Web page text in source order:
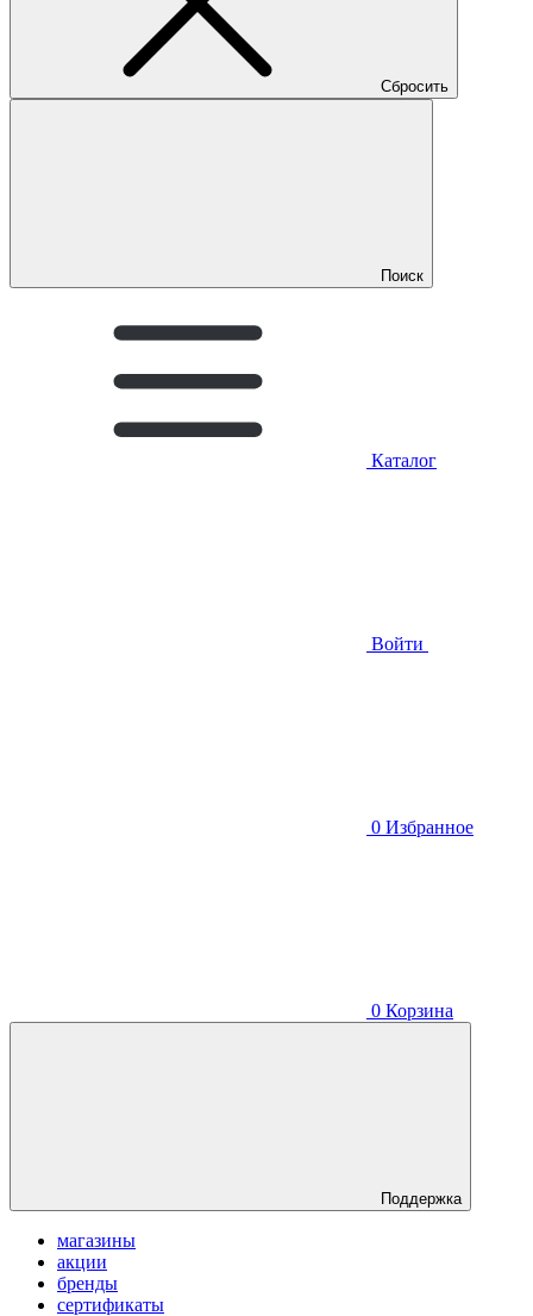
Сбросить
Поиск
Каталог
Войти
0 Избранное
0 Корзина
Поддержка
магазины
акции
бренды
сертификаты